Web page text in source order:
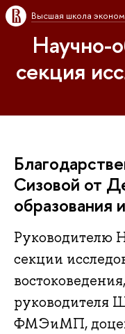
Высшая школа
Научно-
секция
Сизовой от
образования
Руководителю
секции
руководителя
ФМЭиМП,